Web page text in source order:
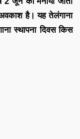
है। यह तेलंगाना
स्थापना दिवस किस